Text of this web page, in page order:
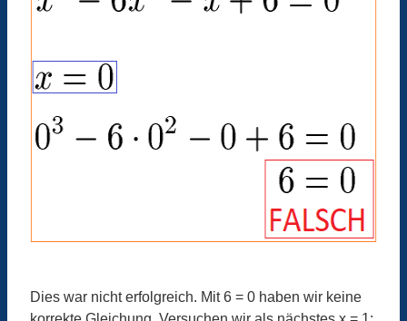
Dies war nicht erfolgreich. Mit 6 = 0 haben wir keine